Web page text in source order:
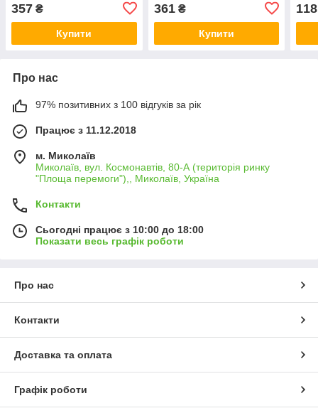
357 ₴
Купити
361₴
Купити
118
Про нас
97% позитивних з 100 відгуків за рік
Працює з 11.12.2018
м. Миколаїв
Миколаїв, вул. Космонавтів, 80-А (територія ринку
"Площа перемоги"),, Миколаїв, Україна
Контакти
Сьогодні працює з 10:00 до 18:00
Показати весь графік роботи
Про нас
Контакти
Доставка та оплата
Графік роботи